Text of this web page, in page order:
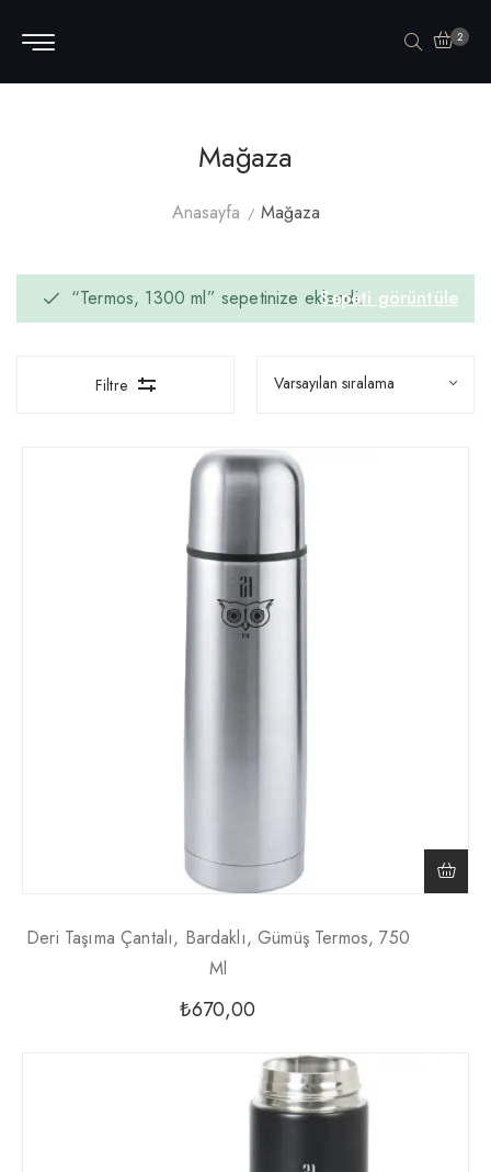
2
Mağaza
Anasayfa Mağaza
Sepeti görüntüle
“Termos, 1300 ml” sepetinize eklendi.
Filtre
Deri Taşıma Çantalı, Bardaklı, Gümüş Termos, 750
Ml
₺670,00